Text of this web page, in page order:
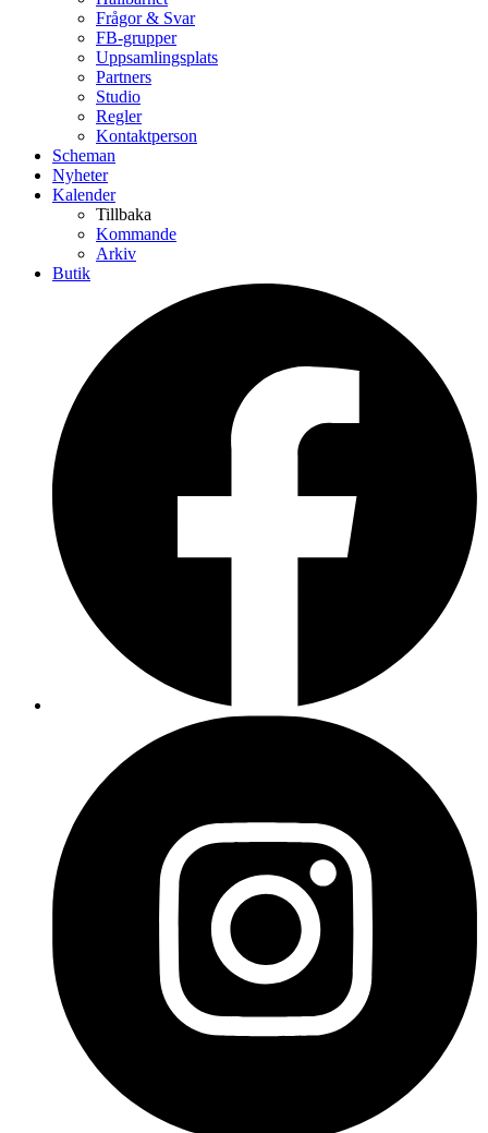
Frågor & Svar
FB-grupper
Uppsamlingsplats
Partners
Studio
Regler
Kontaktperson
Scheman
Nyheter
Kalender
Tillbaka
Kommande
Arkiv
Butik